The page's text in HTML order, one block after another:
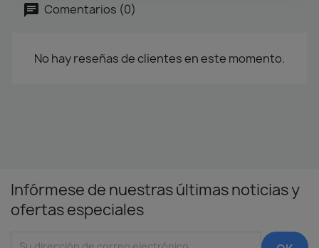
Comentarios (0)
No hay reseñas de clientes en este momento.
Infórmese de nuestras últimas noticias y
ofertas especiales